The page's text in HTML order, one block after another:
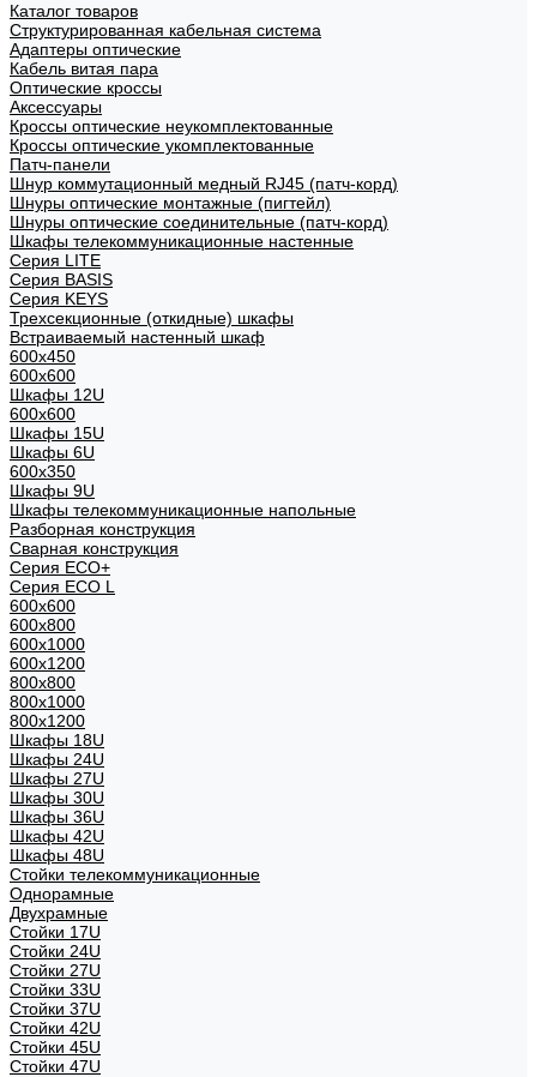
Каталог товаров
Структурированная кабельная система
Адаптеры оптические
Кабель витая пара
Оптические кроссы
Аксессуары
Кроссы оптические неукомплектованные
Кроссы оптические укомплектованные
Патч-панели
Шнур коммутационный медный RJ45 (патч-корд)
Шнуры оптические монтажные (пигтейл)
Шнуры оптические соединительные (патч-корд)
Шкафы телекоммуникационные настенные
Cерия LITE
Cерия BASIS
Cерия KEYS
Трехсекционные (откидные) шкафы
Встраиваемый настенный шкаф
600x450
600x600
Шкафы 12U
600x600
Шкафы 15U
Шкафы 6U
600x350
Шкафы 9U
Шкафы телекоммуникационные напольные
Разборная конструкция
Сварная конструкция
Серия ECO+
Серия ECO L
600x600
600x800
600х1000
600х1200
800x800
800х1000
800х1200
Шкафы 18U
Шкафы 24U
Шкафы 27U
Шкафы 30U
Шкафы 36U
Шкафы 42U
Шкафы 48U
Стойки телекоммуникационные
Однорамные
Двухрамные
Стойки 17U
Стойки 24U
Стойки 27U
Стойки 33U
Стойки 37U
Стойки 42U
Стойки 45U
Стойки 47U